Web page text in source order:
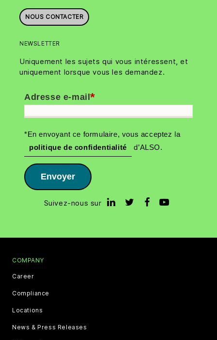
NOUS CONTACTER
NEWSLETTER
Uniquement les sujets qui vous intéressent, et
uniquement lorsque vous les demandez.
*
Adresse e-mail
*En envoyant ce formulaire, vous acceptez la
politique de confidentialité
d’ALSO.
Envoyer
Suivez-nous sur
COMPANY
Career
Compliance
Locations
News & Press Releases